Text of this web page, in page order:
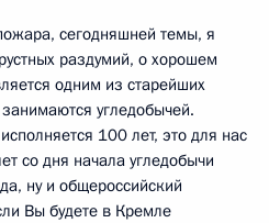
сегодняшней темы, я
раздумий, о хорошем
одним из старейших
угледобычей.
100 лет, это для нас
со дня начала угледобычи
ну и общероссийский
Вы будете в Кремле